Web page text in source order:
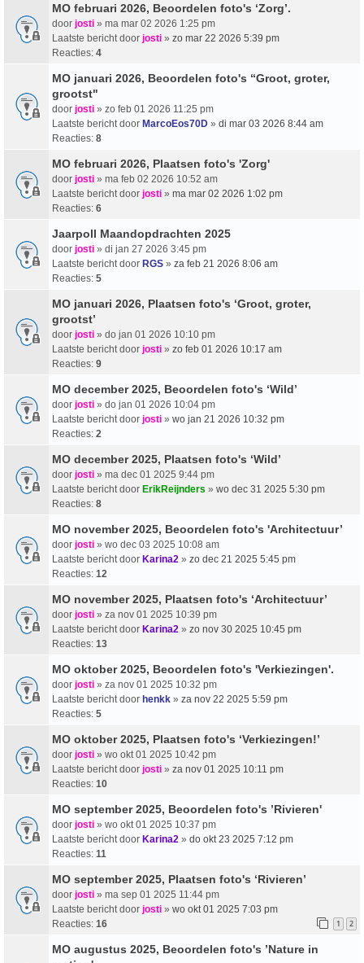
MO februari 2026, Beoordelen foto's ‘Zorg’.
door josti » ma mar 02 2026 1:25 pm
Laatste bericht door josti » zo mar 22 2026 5:39 pm
Reacties: 4
MO januari 2026, Beoordelen foto's “Groot, groter,
grootst"
door josti » zo feb 01 2026 11:25 pm
Laatste bericht door MarcoEos70D » di mar 03 2026 8:44 am
Reacties: 8
MO februari 2026, Plaatsen foto's 'Zorg'
door josti » ma feb 02 2026 10:52 am
Laatste bericht door josti » ma mar 02 2026 1:02 pm
Reacties: 6
Jaarpoll Maandopdrachten 2025
door josti » di jan 27 2026 3:45 pm
Laatste bericht door RGS » za feb 21 2026 8:06 am
Reacties: 5
MO januari 2026, Plaatsen foto's ‘Groot, groter,
grootst’
door josti » do jan 01 2026 10:10 pm
Laatste bericht door josti » zo feb 01 2026 10:17 am
Reacties: 9
MO december 2025, Beoordelen foto's ‘Wild’
door josti » do jan 01 2026 10:04 pm
Laatste bericht door josti » wo jan 21 2026 10:32 pm
Reacties: 2
MO december 2025, Plaatsen foto's ‘Wild’
door josti » ma dec 01 2025 9:44 pm
Laatste bericht door ErikReijnders » wo dec 31 2025 5:30 pm
Reacties: 8
MO november 2025, Beoordelen foto's 'Architectuur’
door josti » wo dec 03 2025 10:08 am
Laatste bericht door Karina2 » zo dec 21 2025 5:45 pm
Reacties: 12
MO november 2025, Plaatsen foto's ‘Architectuur’
door josti » za nov 01 2025 10:39 pm
Laatste bericht door Karina2 » zo nov 30 2025 10:45 pm
Reacties: 13
MO oktober 2025, Beoordelen foto's 'Verkiezingen'.
door josti » za nov 01 2025 10:32 pm
Laatste bericht door henkk » za nov 22 2025 5:59 pm
Reacties: 5
MO oktober 2025, Plaatsen foto's ‘Verkiezingen!’
door josti » wo okt 01 2025 10:42 pm
Laatste bericht door josti » za nov 01 2025 10:11 pm
Reacties: 10
MO september 2025, Beoordelen foto's ’Rivieren'
door josti » wo okt 01 2025 10:37 pm
Laatste bericht door Karina2 » do okt 23 2025 7:12 pm
Reacties: 11
MO september 2025, Plaatsen foto's ‘Rivieren’
door josti » ma sep 01 2025 11:44 pm
Laatste bericht door josti » wo okt 01 2025 7:03 pm
Reacties: 16 1 2
MO augustus 2025, Beoordelen foto's ’Nature in